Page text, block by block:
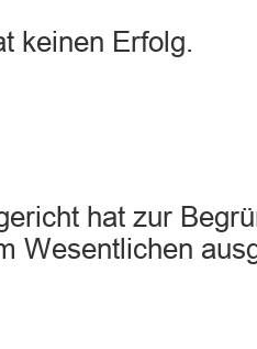
keinen Erfolg.
hat zur
Wesentlichen